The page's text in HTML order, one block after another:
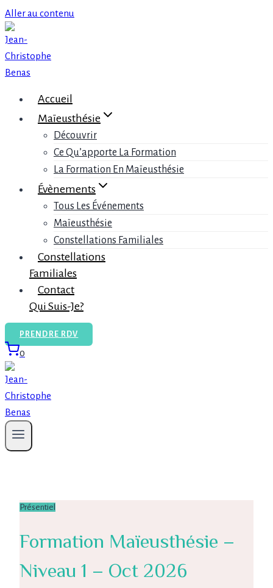
Aller au contenu
Accueil
Maïeusthésie
Découvrir
Ce Qu’apporte La Formation
La Formation En Maïeusthésie
Évènements
Tous Les Événements
Maïeusthésie
Constellations Familiales
Constellations
Familiales
Contact
Qui Suis-Je?
PRENDRE RDV
0
Présentiel
Formation Maïeusthésie –
Niveau 1 – Oct 2026